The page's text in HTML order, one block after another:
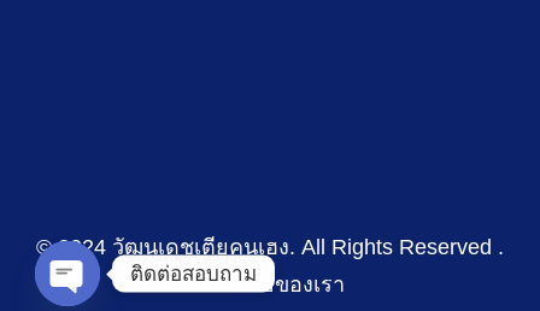
© 2024 วัฒนเดชเตียคุนเฮง. All Rights Reserved .
นโยบายของเรา
ติดต่อสอบถาม